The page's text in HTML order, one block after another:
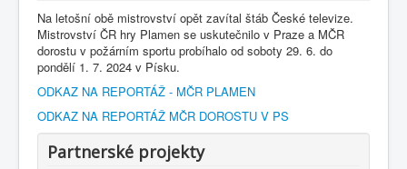
Na letošní obě mistrovství opět zavítal štáb České televize.
Mistrovství ČR hry Plamen se uskutečnilo v Praze a MČR
dorostu v požárním sportu probíhalo od soboty 29. 6. do
pondělí 1. 7. 2024 v Písku.
ODKAZ NA REPORTÁŽ - MČR PLAMEN
ODKAZ NA REPORTÁŽ MČR DOROSTU V PS
Partnerské projekty